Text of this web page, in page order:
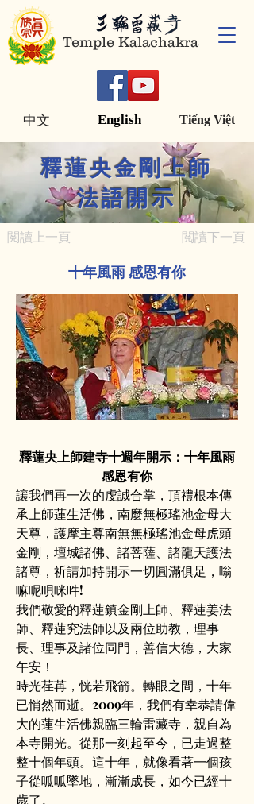
Temple Kalachakra
English Tiếng Việt
中文
釋蓮央金剛上師
法語開示
閲讀上一頁 閲讀下一頁
十年風雨 感恩有你
釋蓮央上師建寺十週年開示：十年風雨
感恩有你
讓我們再一次的虔誠合掌，頂禮根本傳
承上師蓮生活佛，南麼無極瑤池金母大
天尊，護摩主尊南無無極瑤池金母虎頭
金剛，壇城諸佛、諸菩薩、諸龍天護法
諸尊，祈請加持開示一切圓滿俱足，嗡
嘛呢唄咪吽!
我們敬愛的釋蓮鎮金剛上師、釋蓮姜法
師、釋蓮究法師以及兩位助教，理事
長、理事及諸位同門，善信大德，大家
午安！
時光荏苒，恍若飛箭。轉眼之間，十年
已悄然而逝。2009年，我們有幸恭請偉
大的蓮生活佛親臨三輪雷藏寺，親自為
本寺開光。從那一刻起至今，已走過整
整十個年頭。這十年，就像看著一個孩
子從呱呱墜地，漸漸成長，如今已經十
歲了。